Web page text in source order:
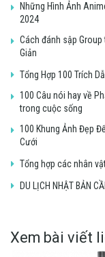
Những Hình Ảnh
2024
Cách đánh sập
Giản
Tổng Hợp 100 Trích
100 Câu nói hay về
trong cuộc sống
100 Khung Ảnh Đẹp
Cưới
Tổng hợp các nhân
DU LỊCH NHẬT BẢN
Xem bài viết